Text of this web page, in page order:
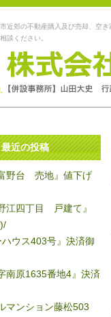
近郊の不動産購入及び売却、空
談ください。
最近の投稿
野台 売地』値下げ
江四丁目 戸建て』
ハウス403号』決済御
南原1635番地4』決済
マンション藤松503